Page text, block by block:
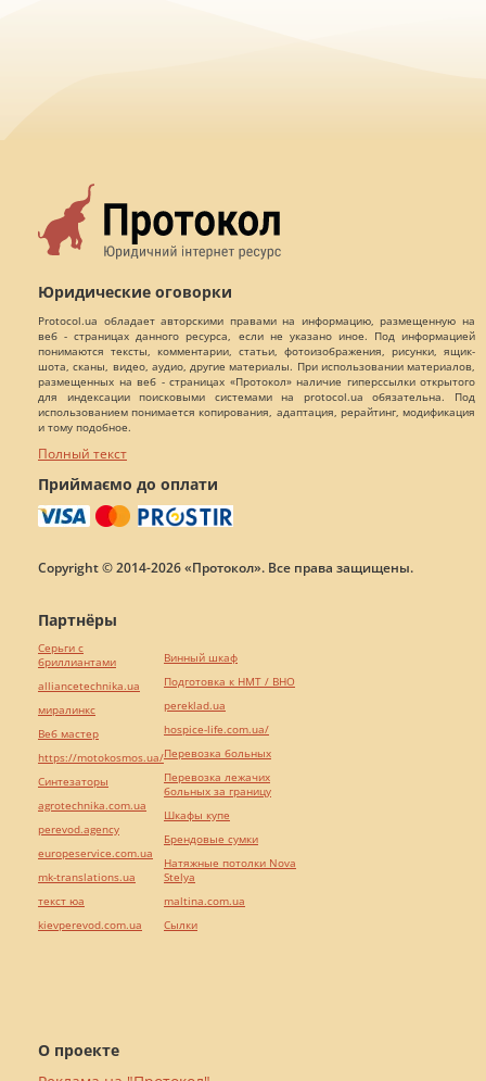
Юридические оговорки
Protocol.ua обладает авторскими правами на информацию, размещенную на
веб - страницах данного ресурса, если не указано иное. Под информацией
понимаются тексты, комментарии, статьи, фотоизображения, рисунки, ящик-
шота, сканы, видео, аудио, другие материалы. При использовании материалов,
размещенных на веб - страницах «Протокол» наличие гиперссылки открытого
для индексации поисковыми системами на protocol.ua обязательна. Под
использованием понимается копирования, адаптация, рерайтинг, модификация
и тому подобное.
Полный текст
Приймаємо до оплати
Copyright © 2014-2026 «Протокол». Все права защищены.
О проекте
Партнёры
Серьги с
бриллиантами
alliancetechnika.ua
миралинкс
Веб мастер
https://motokosmos.ua/
Синтезаторы
agrotechnika.com.ua
perevod.agency
europeservice.com.ua
mk-translations.ua
текст юа
kievperevod.com.ua
Винный шкаф
Подготовка к НМТ / ВНО
pereklad.ua
hospice-life.com.ua/
Перевозка больных
Перевозка лежачих
больных за границу
Шкафы купе
Брендовые сумки
Натяжные потолки Nova
Stelya
maltina.com.ua
Cылки